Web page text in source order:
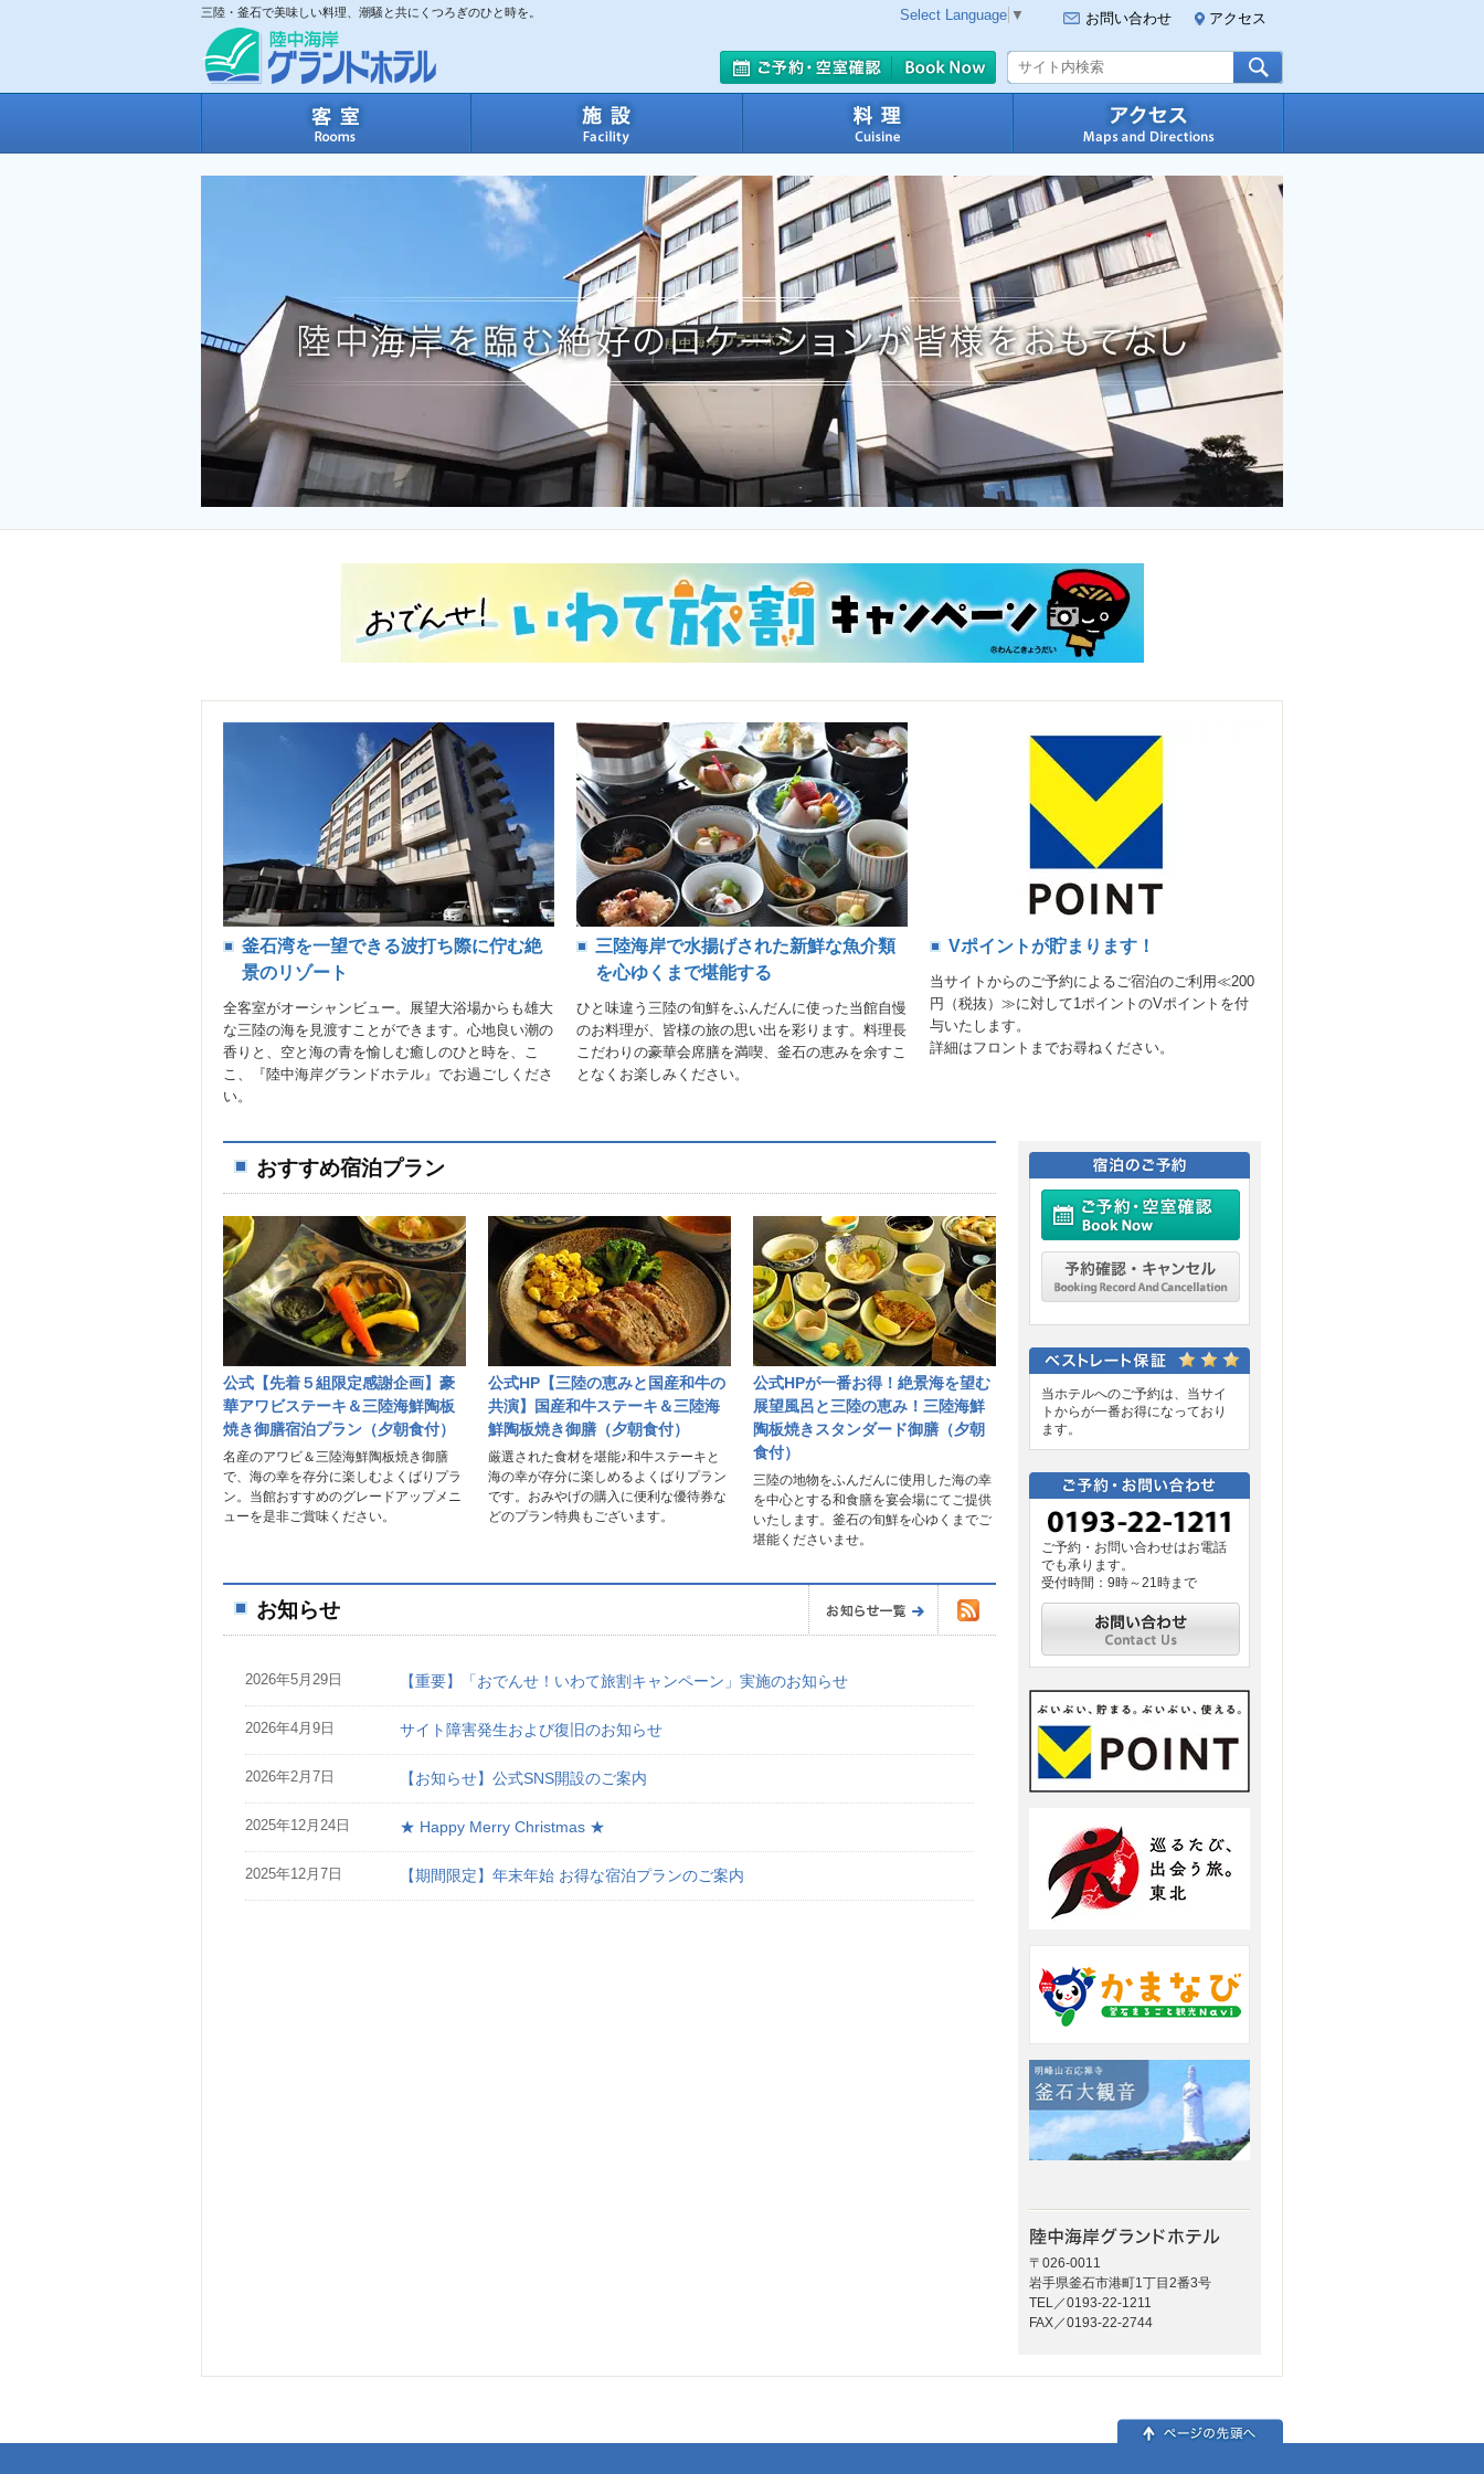
三陸・釜石で美味しい料理、潮騒と共にくつろぎのひと時を。
ご予約・空室確認
Select Language ▼ お問い合わせ アクセス
客室 施設 料理 アクセス
釜石湾を一望できる波打ち際に佇む絶
景のリゾート
全客室がオーシャンビュー。展望大浴場からも雄大
な三陸の海を見渡すことができます。心地良い潮の
香りと、空と海の青を愉しむ癒しのひと時を、こ
こ、『陸中海岸グランドホテル』でお過ごしくださ
い。
三陸海岸で水揚げされた新鮮な魚介類
を心ゆくまで堪能する
ひと味違う三陸の旬鮮をふんだんに使った当館自慢
のお料理が、皆様の旅の思い出を彩ります。料理長
こだわりの豪華会席膳を満喫、釜石の恵みを余すこ
となくお楽しみください。
Vポイントが貯まります！
当サイトからのご予約によるご宿泊のご利用≪200
円（税抜）≫に対して1ポイントのVポイントを付
与いたします。
詳細はフロントまでお尋ねください。
おすすめ宿泊プラン
公式【先着５組限定感謝企画】豪
華アワビステーキ＆三陸海鮮陶板
焼き御膳宿泊プラン（夕朝食付）
名産のアワビ＆三陸海鮮陶板焼き御膳
で、海の幸を存分に楽しむよくばりプラ
ン。当館おすすめのグレードアップメニ
ューを是非ご賞味ください。
公式HP【三陸の恵みと国産和牛の
共演】国産和牛ステーキ＆三陸海
鮮陶板焼き御膳（夕朝食付）
厳選された食材を堪能♪和牛ステーキと
海の幸が存分に楽しめるよくばりプラン
です。おみやげの購入に便利な優待券な
どのプラン特典もございます。
公式HPが一番お得！絶景海を望む
展望風呂と三陸の恵み！三陸海鮮
陶板焼きスタンダード御膳（夕朝
食付）
三陸の地物をふんだんに使用した海の幸
を中心とする和食膳を宴会場にてご提供
いたします。釜石の旬鮮を心ゆくまでご
堪能くださいませ。
お知らせ
RSSフィードを購読
2026年5月29日 【重要】「おでんせ！いわて旅割キャンペーン」実施のお知らせ
2026年4月9日 サイト障害発生および復旧のお知らせ
2026年2月7日 【お知らせ】公式SNS開設のご案内
2025年12月24日 ★ Happy Merry Christmas ★
2025年12月7日 【期間限定】年末年始 お得な宿泊プランのご案内
当ホテルへのご予約は、当サイ
トからが一番お得になっており
ます。
ご予約・お問い合わせはお電話
でも承ります。
受付時間：9時～21時まで
〒026-0011
岩手県釜石市港町1丁目2番3号
TEL／0193-22-1211
FAX／0193-22-2744